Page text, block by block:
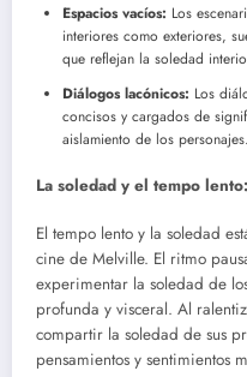
Espacios vacíos: Los
interiores como exteriores,
que reflejan la soledad
Diálogos lacónicos: Los
concisos y cargados de
aislamiento de los personajes.
La soledad y el tempo
El tempo lento y la soledad
cine de Melville. El ritmo
experimentar la soledad de
profunda y visceral. Al
compartir la soledad de sus
pensamientos y sentimientos